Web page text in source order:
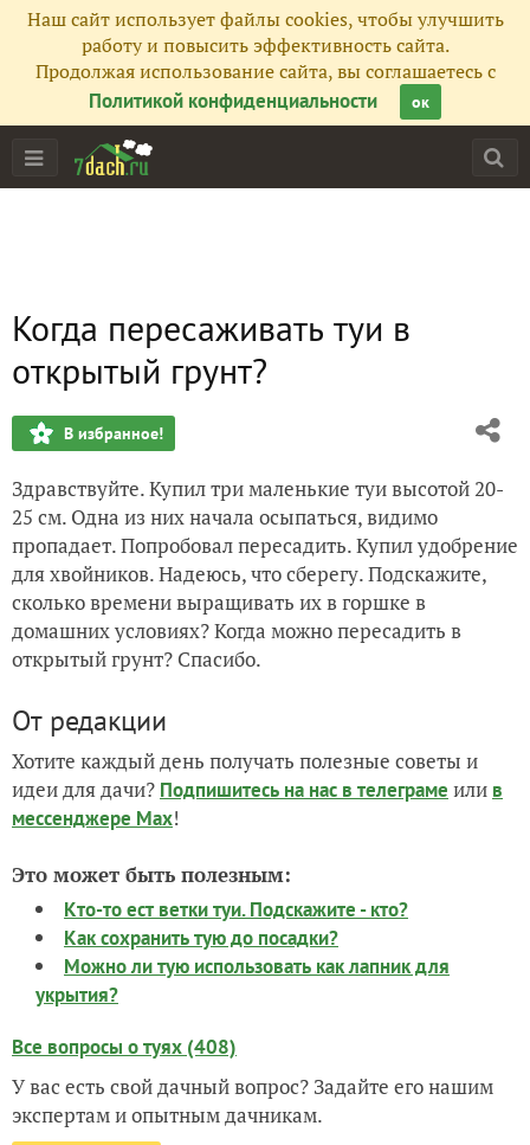
Наш сайт использует файлы cookies, чтобы улучшить
работу и повысить эффективность сайта.
Продолжая использование сайта, вы соглашаетесь с
Политикой конфиденциальности
ок
Когда пересаживать туи в
открытый грунт?
В избранное!
Здравствуйте. Купил три маленькие туи высотой 20-
25 см. Одна из них начала осыпаться, видимо
пропадает. Попробовал пересадить. Купил удобрение
для хвойников. Надеюсь, что сберегу. Подскажите,
сколько времени выращивать их в горшке в
домашних условиях? Когда можно пересадить в
открытый грунт? Спасибо.
От редакции
Хотите каждый день получать полезные советы и
идеи для дачи? Подпишитесь на нас в телеграме или в
мессенджере Max!
Это может быть полезным:
Кто-то ест ветки туи. Подскажите - кто?
Как сохранить тую до посадки?
Можно ли тую использовать как лапник для
укрытия?
Все вопросы о туях (408)
У вас есть свой дачный вопрос? Задайте его нашим
экспертам и опытным дачникам.